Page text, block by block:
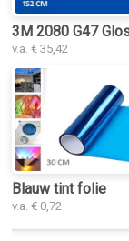
3M 2080 G47
v.a. € 35,42
Blauw tint folie
v.a. € 0,72